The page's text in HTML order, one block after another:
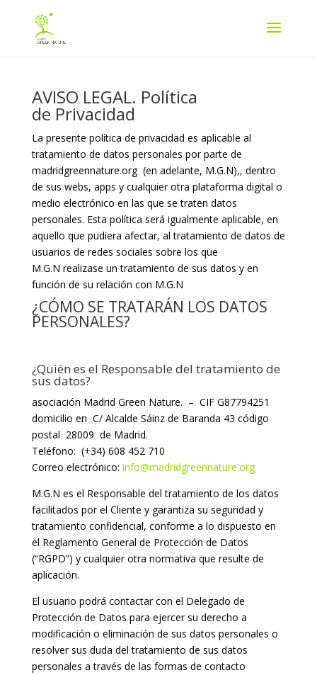
AVISO LEGAL. Política
de Privacidad
La presente política de privacidad es aplicable al
tratamiento de datos personales por parte de
madridgreennature.org (en adelante, M.G.N),, dentro
de sus webs, apps y cualquier otra plataforma digital o
medio electrónico en las que se traten datos
personales. Esta política será igualmente aplicable, en
aquello que pudiera afectar, al tratamiento de datos de
usuarios de redes sociales sobre los que
M.G.N realizase un tratamiento de sus datos y en
función de su relación con M.G.N
¿CÓMO SE TRATARÁN LOS DATOS
PERSONALES?
¿Quién es el Responsable del tratamiento de
sus datos?
asociación Madrid Green Nature. – CIF G87794251
domicilio en C/ Alcalde Sáinz de Baranda 43 código
postal 28009 de Madrid.
Teléfono: (+34) 608 452 710
Correo electrónico: info@madridgreennature.org
M.G.N es el Responsable del tratamiento de los datos
facilitados por el Cliente y garantiza su seguridad y
tratamiento confidencial, conforme a lo dispuesto en
el Reglamento General de Protección de Datos
(“RGPD”) y cualquier otra normativa que resulte de
aplicación.
El usuario podrá contactar con el Delegado de
Protección de Datos para ejercer su derecho a
modificación o eliminación de sus datos personales o
resolver sus duda del tratamiento de sus datos
personales a través de las formas de contacto